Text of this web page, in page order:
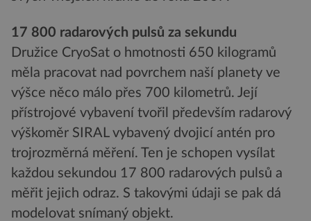
17 800 radarových pulsů za sekundu
Družice CryoSat o hmotnosti 650 kilogramů
měla pracovat nad povrchem naší planety ve
výšce něco málo přes 700 kilometrů. Její
přístrojové vybavení tvořil především radarový
výškoměr SIRAL vybavený dvojicí antén pro
trojrozměrná měření. Ten je schopen vysílat
každou sekundou 17 800 radarových pulsů a
měřit jejich odraz. S takovými údaji se pak dá
modelovat snímaný objekt.